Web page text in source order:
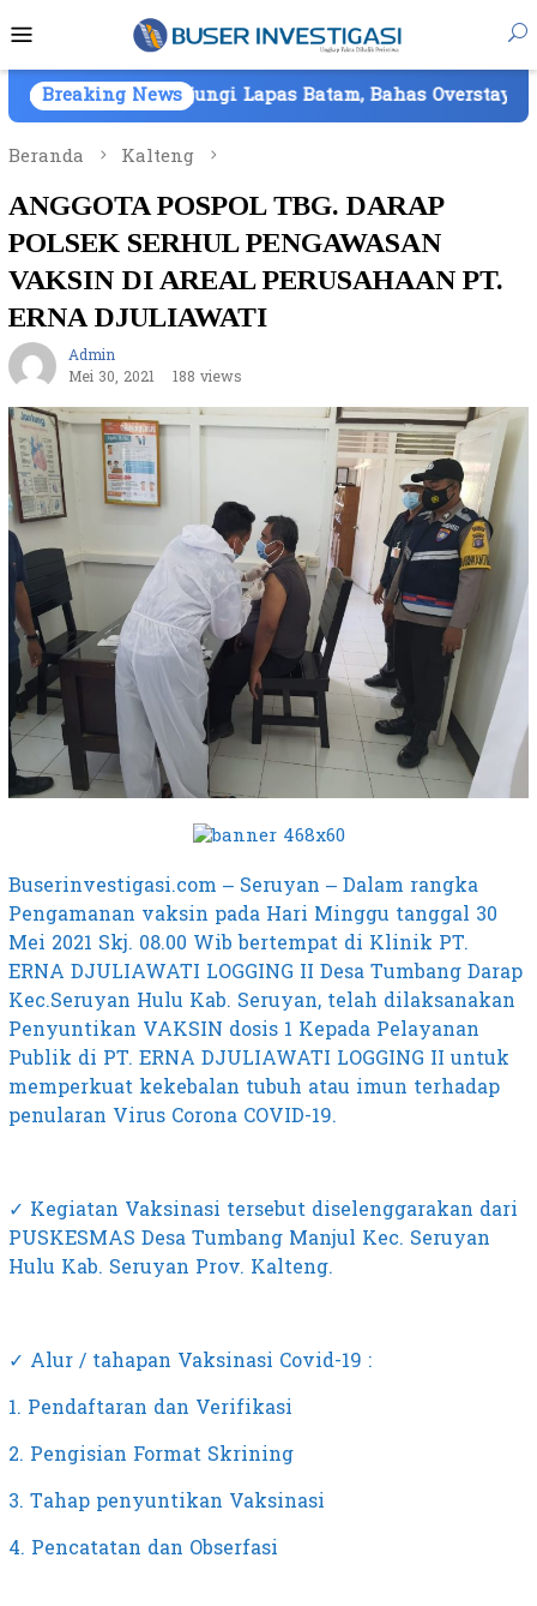
ke
kontenMobile
Breaking News
Lapas Batam, Bahas Overstaying dan KUHP Baru
Beranda
Kalteng
ANGGOTA POSPOL TBG. DARAP
POLSEK SERHUL PENGAWASAN
VAKSIN DI AREAL PERUSAHAAN PT.
ERNA DJULIAWATI
Admin
Mei 30, 2021
188 views
Buserinvestigasi.com – Seruyan – Dalam rangka
Pengamanan vaksin pada Hari Minggu tanggal 30
Mei 2021 Skj. 08.00 Wib bertempat di Klinik PT.
ERNA DJULIAWATI LOGGING II Desa Tumbang Darap
Kec.Seruyan Hulu Kab. Seruyan, telah dilaksanakan
Penyuntikan VAKSIN dosis 1 Kepada Pelayanan
Publik di PT. ERNA DJULIAWATI LOGGING II untuk
memperkuat kekebalan tubuh atau imun terhadap
penularan Virus Corona COVID-19.
✓ Kegiatan Vaksinasi tersebut diselenggarakan dari
PUSKESMAS Desa Tumbang Manjul Kec. Seruyan
Hulu Kab. Seruyan Prov. Kalteng.
✓ Alur / tahapan Vaksinasi Covid-19 :
1. Pendaftaran dan Verifikasi
2. Pengisian Format Skrining
3. Tahap penyuntikan Vaksinasi
4. Pencatatan dan Obserfasi